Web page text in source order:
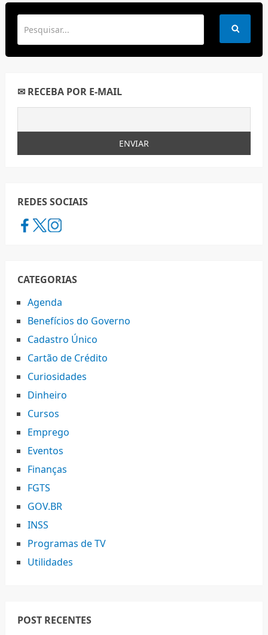
✉ RECEBA POR E-MAIL
REDES SOCIAIS
CATEGORIAS
Agenda
Benefícios do Governo
Cadastro Único
Cartão de Crédito
Curiosidades
Dinheiro
Cursos
Emprego
Eventos
Finanças
FGTS
GOV.BR
INSS
Programas de TV
Utilidades
POST RECENTES